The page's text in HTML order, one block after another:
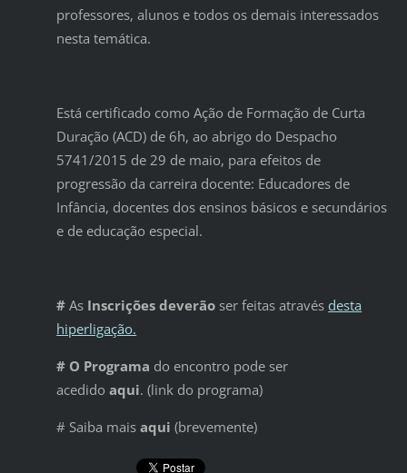
professores, alunos e todos os demais interessados
nesta temática.
Está certificado como Ação de Formação de Curta
Duração (ACD) de 6h, ao abrigo do Despacho
5741/2015 de 29 de maio, para efeitos de
progressão da carreira docente: Educadores de
Infância, docentes dos ensinos básicos e secundários
e de educação especial.
#As Inscrições deverão ser feitas através desta
hiperligação.
# O Programa do encontro pode ser
acedidoaqui. (link do programa)
# Saiba maisaqui(brevemente)